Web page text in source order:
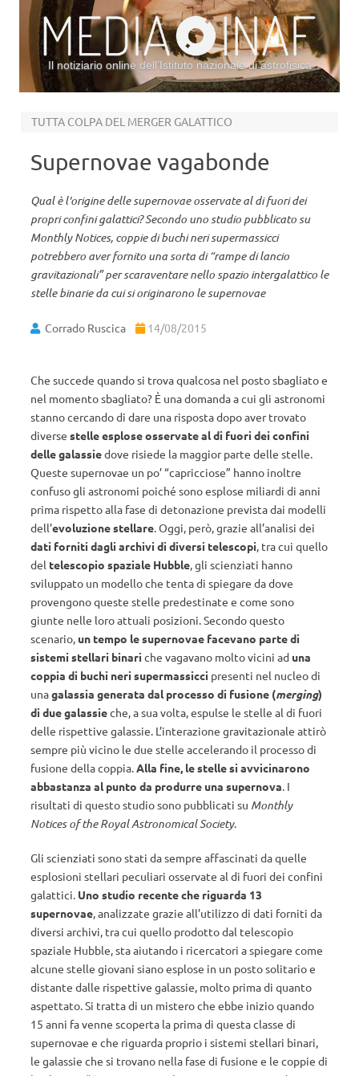
Il notiziario online dell’Istituto nazionale di astrofisica
TUTTA COLPA DEL MERGER GALATTICO
Supernovae vagabonde
Qual è l'origine delle supernovae osservate al di fuori dei
propri confini galattici? Secondo uno studio pubblicato su
Monthly Notices, coppie di buchi neri supermassicci
potrebbero aver fornito una sorta di “rampe di lancio
gravitazionali” per scaraventare nello spazio intergalattico le
stelle binarie da cui si originarono le supernovae
Corrado Ruscica 14/08/2015
Che succede quando si trova qualcosa nel posto sbagliato e
nel momento sbagliato? È una domanda a cui gli astronomi
stanno cercando di dare una risposta dopo aver trovato
diverse stelle esplose osservate al di fuori dei confini
delle galassiedove risiede la maggior parte delle stelle.
Queste supernovae un po’ “capricciose” hanno inoltre
confuso gli astronomi poiché sono esplose miliardi di anni
prima rispetto alla fase di detonazione prevista dai modelli
dell’evoluzione stellare. Oggi, però, grazie all’analisi dei
dati forniti dagli archivi di diversi telescopi, tra cui quello
del telescopio spaziale Hubble, gli scienziati hanno
sviluppato un modello che tenta di spiegare da dove
provengono queste stelle predestinate e come sono
giunte nelle loro attuali posizioni. Secondo questo
scenario, un tempo le supernovae facevano parte di
sistemi stellari binari che vagavano molto vicini ad una
coppia di buchi neri supermassicci presenti nel nucleo di
unagalassia generata dal processo di fusione (merging)
di due galassieche, a sua volta, espulse le stelle al di fuori
delle rispettive galassie. L’interazione gravitazionale attirò
sempre più vicino le due stelle accelerando il processo di
fusione della coppia.Alla fine, le stelle si avvicinarono
abbastanza al punto da produrre una supernova. I
risultati di questo studio sono pubblicati su Monthly
Notices of the Royal Astronomical Society.
Gli scienziati sono stati da sempre affascinati da quelle
esplosioni stellari peculiari osservate al di fuori dei confini
galattici. Uno studio recente che riguarda 13
supernovae, analizzate grazie all’utilizzo di dati forniti da
diversi archivi, tra cui quello prodotto dal telescopio
spaziale Hubble, sta aiutando i ricercatori a spiegare come
alcune stelle giovani siano esplose in un posto solitario e
distante dalle rispettive galassie, molto prima di quanto
aspettato. Si tratta di un mistero che ebbe inizio quando
15 anni fa venne scoperta la prima di questa classe di
supernovae e che riguarda proprio i sistemi stellari binari,
le galassie che si trovano nella fase di fusione e le coppie di